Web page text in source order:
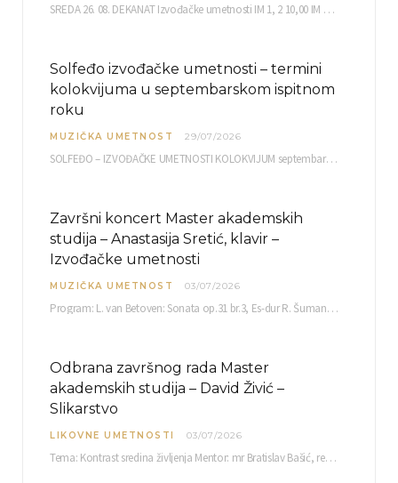
SREDA 26. 08. DEKANAT Izvođačke umetnosti IM 1, 2 10,00 IM 3, 4 10,30 IM…
Solfeđo izvođačke umetnosti – termini
kolokvijuma u septembarskom ispitnom
roku
MUZIČKA UMETNOST 29/07/2026
SOLFEĐO – IZVOĐAČKE UMETNOSTI KOLOKVIJUM septembarski ispitni rok četvrtak, 03.09.2026. uč. br. 12 PISMENI…
Završni koncert Master akademskih
studija – Anastasija Sretić, klavir –
Izvođačke umetnosti
MUZIČKA UMETNOST 03/07/2026
Program: L. van Betoven: Sonata op.31 br.3, Es-dur R. Šuman: Bečki karneval op.26 K. Debisi:…
Odbrana završnog rada Master
akademskih studija – David Živić –
Slikarstvo
LIKOVNE UMETNOSTI 03/07/2026
Tema: Kontrast sredina življenja Mentor: mr Bratislav Bašić, redovni profesor Sreda, 08.07.2026. u…